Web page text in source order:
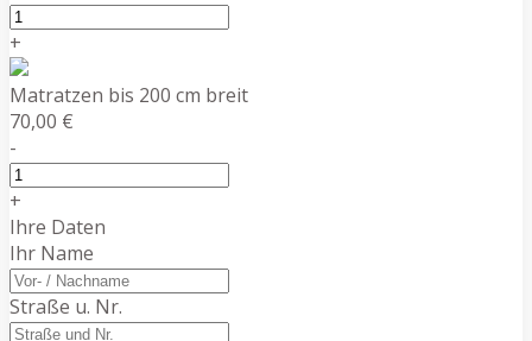
+
Matratzen bis 200 cm breit
70,00 €
-
+
Ihre Daten
Ihr Name
Straße u. Nr.